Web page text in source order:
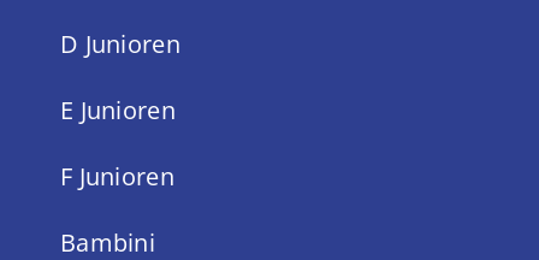
D Junioren
E Junioren
F Junioren
Bambini